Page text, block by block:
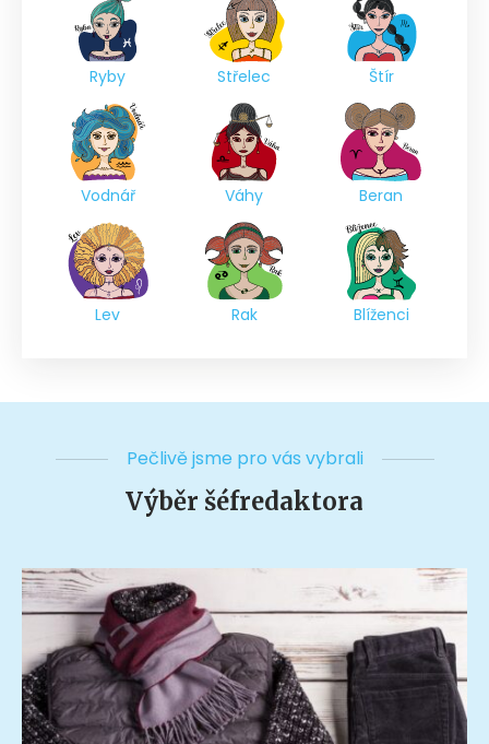
Ryby Střelec Štír
Vodnář Váhy Beran
Lev Rak Blíženci
Pečlivě jsme pro vás vybrali
Výběr šéfredaktora